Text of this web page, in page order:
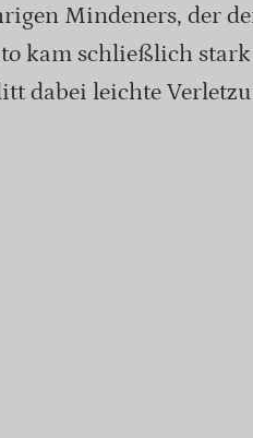
Mindeners, der
kam schließlich
dabei leichte